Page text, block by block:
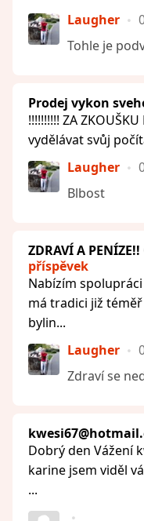
Laugher
Tohle je
Prodej vykon
!!!!!!!!!! ZA
vydělávat svůj
Laugher
Blbost
ZDRAVÍ A
příspěvek
Nabízím
má tradici již
bylin...
Laugher
Zdraví se
Dobrý den Vážení
karine jsem viděl
...